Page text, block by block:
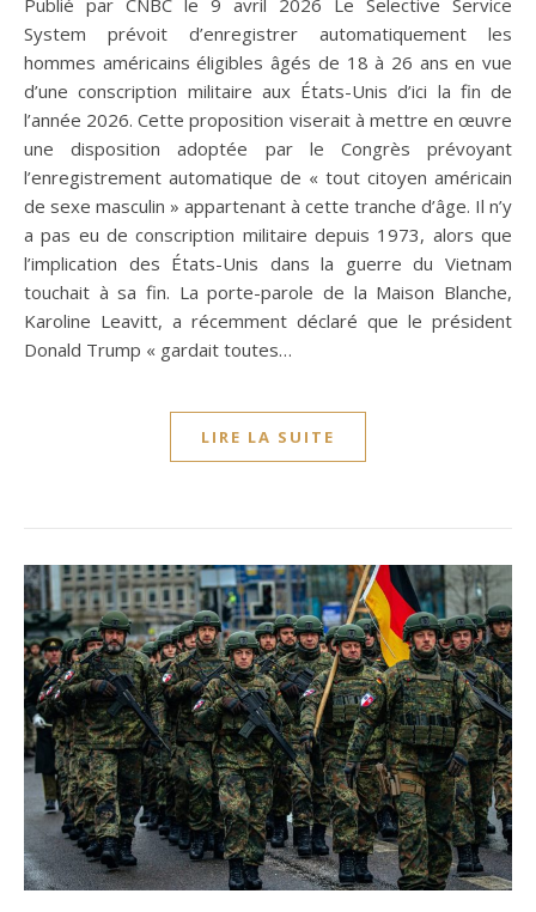
System prévoit d’enregistrer automatiquement les
hommes américains éligibles âgés de 18 à 26 ans en vue
d’une conscription militaire aux États-Unis d’ici la fin de
l’année 2026. Cette proposition viserait à mettre en œuvre
une disposition adoptée par le Congrès prévoyant
l’enregistrement automatique de « tout citoyen américain
de sexe masculin » appartenant à cette tranche d’âge. Il n’y
a pas eu de conscription militaire depuis 1973, alors que
l’implication des États-Unis dans la guerre du Vietnam
touchait à sa fin. La porte-parole de la Maison Blanche,
Karoline Leavitt, a récemment déclaré que le président
Donald Trump « gardait toutes…
LIRE LA SUITE